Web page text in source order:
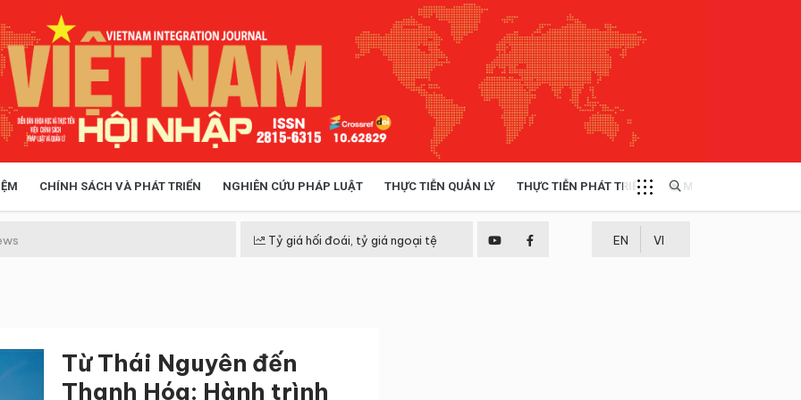
CHÍNH SÁCH VÀ PHÁT TRIỂN NGHIÊN CỨU PHÁP LUẬT THỰC TIỄN QUẢN LÝ THỰC TIỄN PHÁT TRIỂN MULTIMEDIA
Tỷ giá hối đoái, tỷ giá ngoại tệ EN VI
Từ Thái Nguyên đến
Thanh Hóa: Hành trình